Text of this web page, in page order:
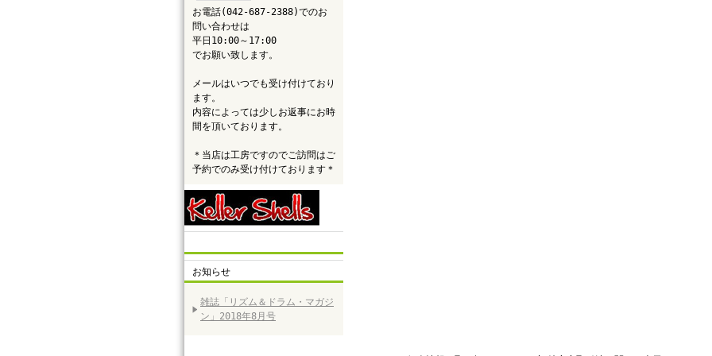
お電話(042-687-2388)でのお
問い合わせは
平日10:00～17:00
でお願い致します。
メールはいつでも受け付けており
ます。
内容によっては少しお返事にお時
間を頂いております。
＊当店は工房ですのでご訪問はご
予約でのみ受け付けております＊
お知らせ
雑誌「リズム＆ドラム・マガジ
ン」2018年8月号